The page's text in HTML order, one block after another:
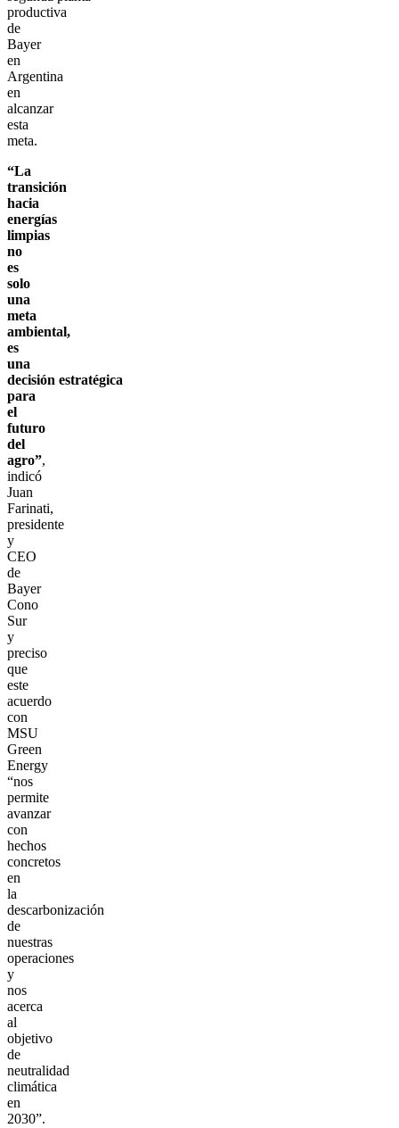
productiva
de
Bayer
en
Argentina
en
alcanzar
esta
meta.
“La
transición
hacia
energías
limpias
no
es
solo
una
meta
ambiental,
es
una
decisión estratégica
para
el
futuro
del
agro”,
indicó
Juan
Farinati,
presidente
y
CEO
de
Bayer
Cono
Sur
y
preciso
que
este
acuerdo
con
MSU
Green
Energy
“nos
permite
avanzar
con
hechos
concretos
en
la
descarbonización
de
nuestras
operaciones
y
nos
acerca
al
objetivo
de
neutralidad
climática
en
2030”.